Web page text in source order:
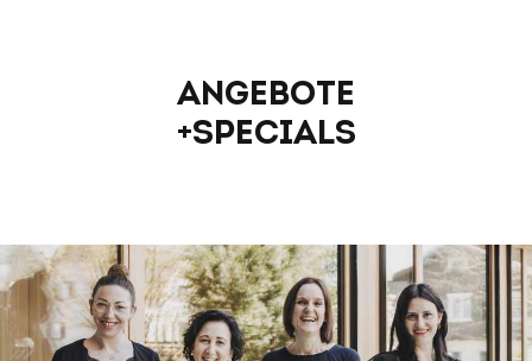
Angebote
+Specials